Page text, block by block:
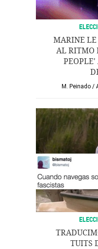
MARINE LE
AL RITMO
PEOPLE'
M. Peinado/
TUITS